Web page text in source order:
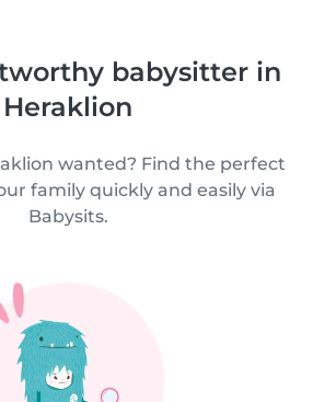
babysitter in
Heraklion
wanted? Find the perfect
family quickly and easily via
Babysits.